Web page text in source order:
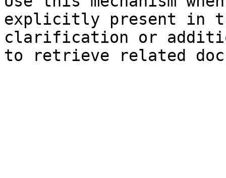
explicitly present in
clarification or